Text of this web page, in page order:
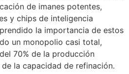
de imanes potentes,
y chips de inteligencia
la importancia de estos
un monopolio casi total,
70% de la producción
la capacidad de refinación.